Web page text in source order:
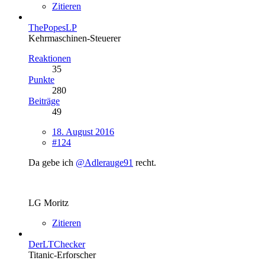
Zitieren
ThePopesLP
Kehrmaschinen-Steuerer
Reaktionen
35
Punkte
280
Beiträge
49
18. August 2016
#124
Da gebe ich @Adlerauge91 recht.
LG Moritz
Zitieren
DerLTChecker
Titanic-Erforscher